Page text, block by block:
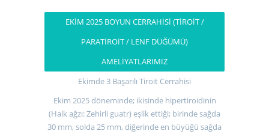
EKIM 2025 BOYUN CERRAHISI (TIROIT /
PARATIROIT / LENF DÜĞÜMÜ)
AMELIYATLARIMIZ
Ekimde 3 Başarılı Tiroit Cerrahisi
Ekim 2025 döneminde; ikisinde hipertiroidinin
(Halk ağzı: Zehirli guatr) eşlik ettiği; birinde sağda
30 mm, solda 25 mm, diğerinde en büyüğü sağda